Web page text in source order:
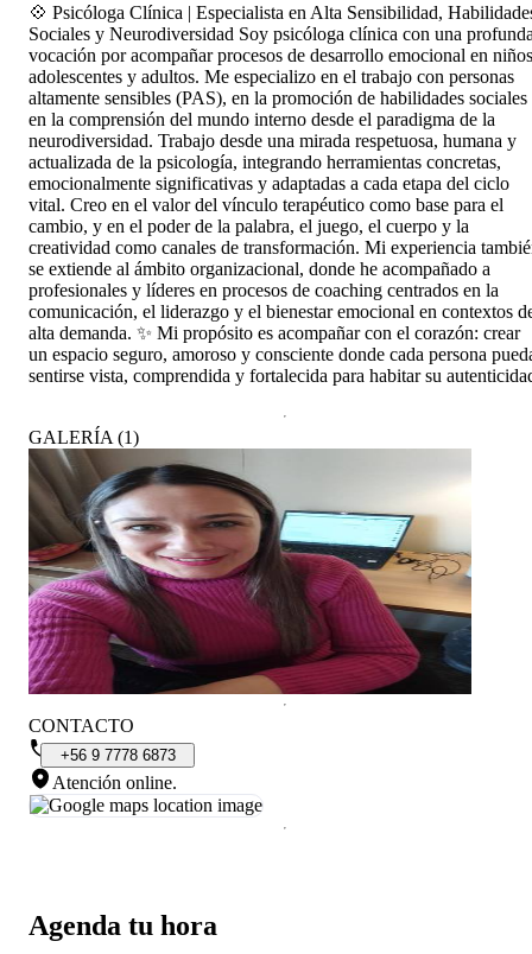
Agenda tu hora
💠 Psicóloga Clínica | Especialista en Alta Sensibilidad,
Sociales y Neurodiversidad Soy psicóloga clínica con una
vocación por acompañar procesos de desarrollo emocional en
adolescentes y adultos. Me especializo en el trabajo con personas
altamente sensibles (PAS), en la promoción de habilidades sociales
en la comprensión del mundo interno desde el paradigma de la
neurodiversidad. Trabajo desde una mirada respetuosa, humana y
actualizada de la psicología, integrando herramientas concretas,
emocionalmente significativas y adaptadas a cada etapa del ciclo
vital. Creo en el valor del vínculo terapéutico como base para el
cambio, y en el poder de la palabra, el juego, el cuerpo y la
creatividad como canales de transformación. Mi experiencia
se extiende al ámbito organizacional, donde he acompañado a
profesionales y líderes en procesos de coaching centrados en la
comunicación, el liderazgo y el bienestar emocional en contextos
alta demanda. ✨ Mi propósito es acompañar con el corazón: crear
un espacio seguro, amoroso y consciente donde cada persona
sentirse vista, comprendida y fortalecida para habitar su
GALERÍA (1)
CONTACTO
+56 9 7778 6873
Atención online.